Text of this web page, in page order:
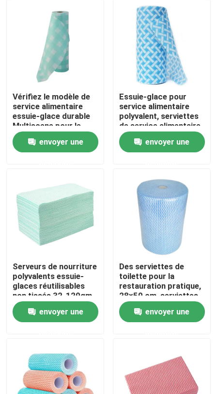
À la maison
Produits
À propos de nous
Contrôle de la qualité
Nous contacter
Demandez un devis
Tissus non tissés
Nappe non-tissée
Vérifiez le modèle de
service alimentaire
essuie-glace durable
Multiscene pour le
nettoyage
envoyer une
Essuie-glace pour
service alimentaire
polyvalent, serviettes
de service alimentaire
recyclables lavables
envoyer une
Serveurs de nourriture
polyvalents essuie-
glaces réutilisables
non tissés 32-120gm
envoyer une
Des serviettes de
toilette pour la
restauration pratique,
28x50 cm, serviettes
de surface
réutilisablesenvoyer une